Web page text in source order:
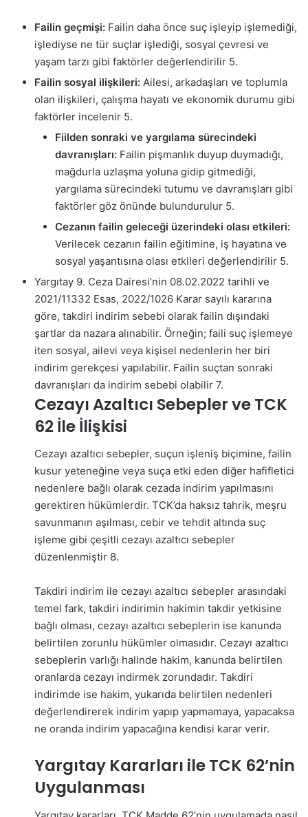
Failin geçmişi: Failin daha önce suç işleyip işlemediği,
işlediyse ne tür suçlar işlediği, sosyal çevresi ve
yaşam tarzı gibi faktörler değerlendirilir 5.
Failin sosyal ilişkileri: Ailesi, arkadaşları ve toplumla
olan ilişkileri, çalışma hayatı ve ekonomik durumu gibi
faktörler incelenir 5.
Fiilden sonraki ve yargılama sürecindeki
davranışları: Failin pişmanlık duyup duymadığı,
mağdurla uzlaşma yoluna gidip gitmediği,
yargılama sürecindeki tutumu ve davranışları gibi
faktörler göz önünde bulundurulur 5.
Cezanın failin geleceği üzerindeki olası etkileri:
Verilecek cezanın failin eğitimine, iş hayatına ve
sosyal yaşantısına olası etkileri değerlendirilir 5.
Yargıtay 9. Ceza Dairesi’nin 08.02.2022 tarihli ve
2021/11332 Esas, 2022/1026 Karar sayılı kararına
göre, takdiri indirim sebebi olarak failin dışındaki
şartlar da nazara alınabilir. Örneğin; faili suç işlemeye
iten sosyal, ailevi veya kişisel nedenlerin her biri
indirim gerekçesi yapılabilir. Failin suçtan sonraki
davranışları da indirim sebebi olabilir 7.
Cezayı Azaltıcı Sebepler ve TCK
62 İle İlişkisi
Cezayı azaltıcı sebepler, suçun işleniş biçimine, failin
kusur yeteneğine veya suça etki eden diğer hafifletici
nedenlere bağlı olarak cezada indirim yapılmasını
gerektiren hükümlerdir. TCK’da haksız tahrik, meşru
savunmanın aşılması, cebir ve tehdit altında suç
işleme gibi çeşitli cezayı azaltıcı sebepler
düzenlenmiştir 8.
Takdiri indirim ile cezayı azaltıcı sebepler arasındaki
temel fark, takdiri indirimin hakimin takdir yetkisine
bağlı olması, cezayı azaltıcı sebeplerin ise kanunda
belirtilen zorunlu hükümler olmasıdır. Cezayı azaltıcı
sebeplerin varlığı halinde hakim, kanunda belirtilen
oranlarda cezayı indirmek zorundadır. Takdiri
indirimde ise hakim, yukarıda belirtilen nedenleri
değerlendirerek indirim yapıp yapmamaya, yapacaksa
ne oranda indirim yapacağına kendisi karar verir.
Yargıtay Kararları ile TCK 62’nin
Uygulanması